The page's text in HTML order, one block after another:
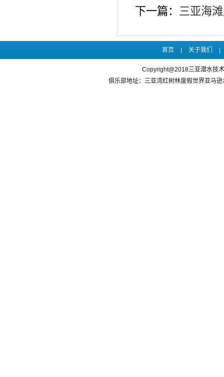
下一篇： 三亚海
首页 关于我们
Copyright@2018三亚潜水技
俱乐部地址：三亚湾红树林度假世界亚马